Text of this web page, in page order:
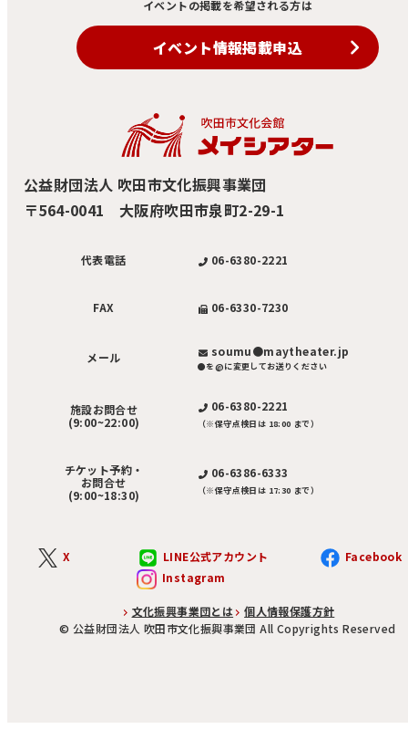
イベントの掲載を希望される方は
イベント情報掲載申込
公益財団法人 吹田市文化振興事業団
〒564-0041 大阪府吹田市泉町2-29-1
代表電話 06-6380-2221
FAX 06-6330-7230
メール soumu●maytheater.jp
●を@に変更してお送りください
施設お問合せ
(9:00~22:00)
06-6380-2221
（※保守点検日は 18:00 まで）
チケット予約・
お問合せ
(9:00~18:30)
06-6386-6333
（※保守点検日は 17:30 まで）
X LINE公式アカウント
Facebook
Instagram
©︎ 公益財団法人 吹田市文化振興事業団 All Copyrights Reserved
文化振興事業団とは 個人情報保護方針